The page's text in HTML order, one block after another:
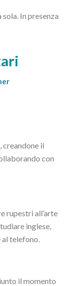
sola. In presenza
creandone il
con
rupestri all’arte
inglese,
al telefono.
il momento